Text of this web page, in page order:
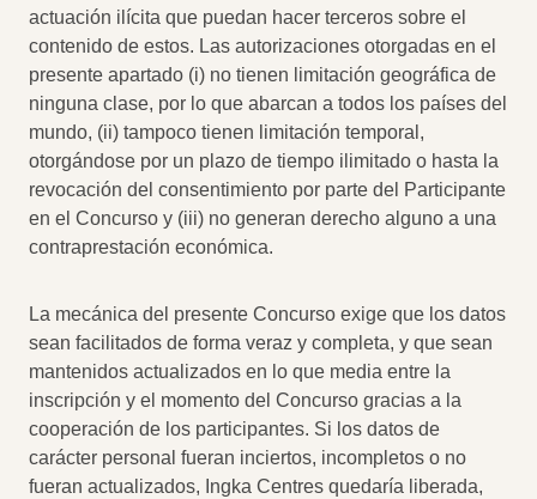
actuación ilícita que puedan hacer terceros sobre el
contenido de estos. Las autorizaciones otorgadas en el
presente apartado (i) no tienen limitación geográfica de
ninguna clase, por lo que abarcan a todos los países del
mundo, (ii) tampoco tienen limitación temporal,
otorgándose por un plazo de tiempo ilimitado o hasta la
revocación del consentimiento por parte del Participante
en el Concurso y (iii) no generan derecho alguno a una
contraprestación económica.
La mecánica del presente Concurso exige que los datos
sean facilitados de forma veraz y completa, y que sean
mantenidos actualizados en lo que media entre la
inscripción y el momento del Concurso gracias a la
cooperación de los participantes. Si los datos de
carácter personal fueran inciertos, incompletos o no
fueran actualizados, Ingka Centres quedaría liberada,